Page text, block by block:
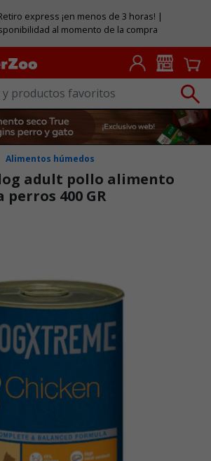
express ¡en menos de 3 horas! |
al momento de la compra
Alimentos húmedos
adult pollo alimento
400 GR